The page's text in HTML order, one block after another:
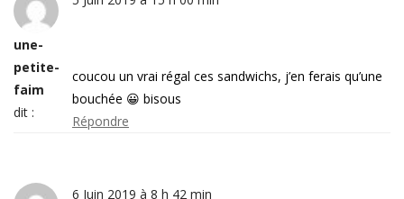
une-
petite-
faim
dit :
coucou un vrai régal ces sandwichs, j’en ferais qu’une
bouchée 😀 bisous
Répondre
6 Juin 2019 à 8 h 42 min